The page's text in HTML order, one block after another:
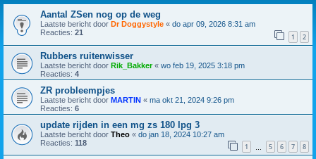
Aantal ZSen nog op de weg
Laatste bericht door Dr Doggystyle « do apr 09, 2026 8:31 am
Reacties: 21 1 2
Rubbers ruitenwisser
Laatste bericht door Rik_Bakker« wo feb 19, 2025 3:18 pm
Reacties: 4
ZR probleempjes
Laatste bericht door MARTIN « ma okt 21, 2024 9:26 pm
Reacties: 6
update rijden in een mg zs 180 lpg 3
Laatste bericht door Theo « do jan 18, 2024 10:27 am
Reacties: 118 1 5 6 7 8